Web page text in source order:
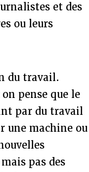
et des
ou leurs
du travail.
pense que le
par du travail
une machine ou
pas des